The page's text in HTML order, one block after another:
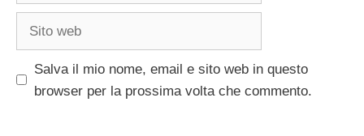
Sito
Salva il mio nome, email e sito web in questo
browser per la prossima volta che commento.